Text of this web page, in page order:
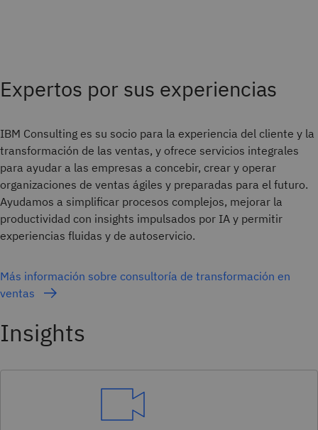
Expertos por sus experiencias
IBM Consulting es su socio para la experiencia del cliente y la
transformación de las ventas, y ofrece servicios integrales
para ayudar a las empresas a concebir, crear y operar
organizaciones de ventas ágiles y preparadas para el futuro.
Ayudamos a simplificar procesos complejos, mejorar la
productividad con insights impulsados por IA y permitir
experiencias fluidas y de autoservicio.
Más información sobre consultoría de transformación en
ventas
Insights